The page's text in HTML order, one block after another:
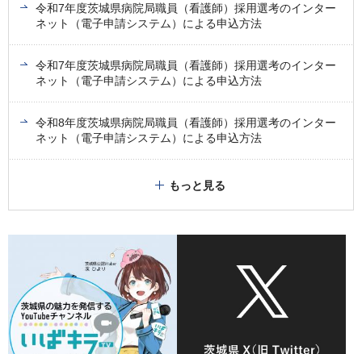
令和7年度茨城県病院局職員（看護師）採用選考のインター
ネット（電子申請システム）による申込方法
令和7年度茨城県病院局職員（看護師）採用選考のインター
ネット（電子申請システム）による申込方法
令和8年度茨城県病院局職員（看護師）採用選考のインター
ネット（電子申請システム）による申込方法
もっと見る